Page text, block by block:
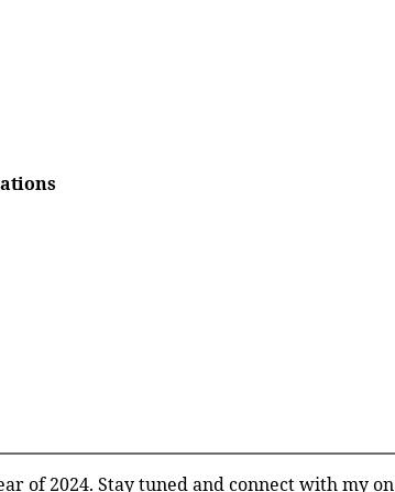
of 2024. Stay tuned and connect with my on